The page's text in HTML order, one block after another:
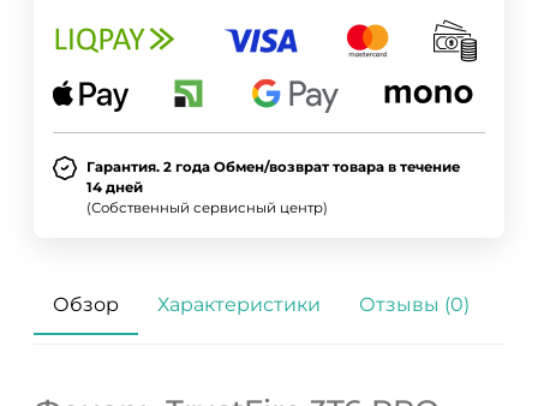
Гарантия. 2 года Обмен/возврат товара в течение
14 дней
(Собственный сервисный центр)
Обзор Характеристики Отзывы (0)